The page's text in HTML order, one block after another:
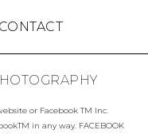
CONTACT
or Facebook TM Inc.
in any way. FACEBOOK